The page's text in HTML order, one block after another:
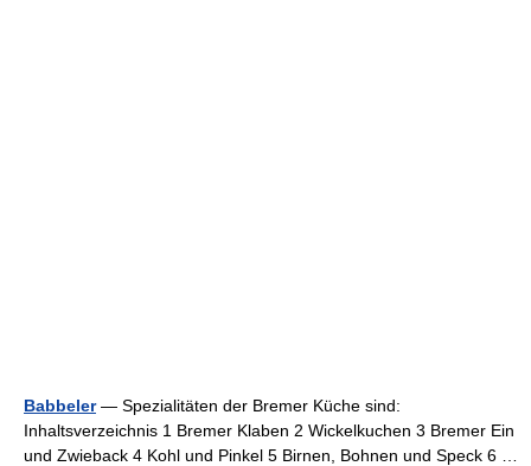
Babbeler— Spezialitäten der Bremer Küche sind:
Inhaltsverzeichnis 1 Bremer Klaben 2 Wickelkuchen 3 Bremer Ein
und Zwieback 4 Kohl und Pinkel 5 Birnen, Bohnen und Speck 6 …